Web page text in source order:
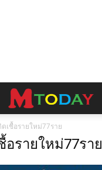
เชื้อรายใหม่77ราย
อรายใหม่77ราย